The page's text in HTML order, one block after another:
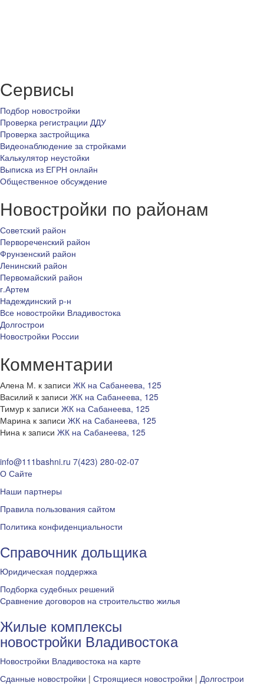
Сервисы
Подбор новостройки
Проверка регистрации ДДУ
Проверка застройщика
Видеонаблюдение за стройками
Калькулятор неустойки
Выписка из ЕГРН онлайн
Общественное обсуждение
Новостройки по районам
Советский район
Первореченский район
Фрунзенский район
Ленинский район
Первомайский район
г.Артем
Надеждинский р-н
Все новостройки Владивостока
Долгострои
Новостройки России
Комментарии
Алена М. к записи ЖК на Сабанеева, 125
Василий к записи ЖК на Сабанеева, 125
Тимур к записи ЖК на Сабанеева, 125
Марина к записи ЖК на Сабанеева, 125
Нина к записи ЖК на Сабанеева, 125
info@111bashni.ru 7(423) 280-02-07
О Сайте
Наши партнеры
Правила пользования сайтом
Политика конфиденциальности
Справочник дольщика
Юридическая поддержка
Подборка судебных решений
Сравнение договоров на строительство жилья
Жилые комплексы
новостройки Владивостока
Новостройки Владивостока на карте
Сданные новостройки | Строящиеся новостройки | Долгострои